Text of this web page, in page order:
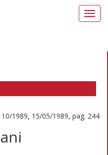
1989, 15/05/1989, pag. 244